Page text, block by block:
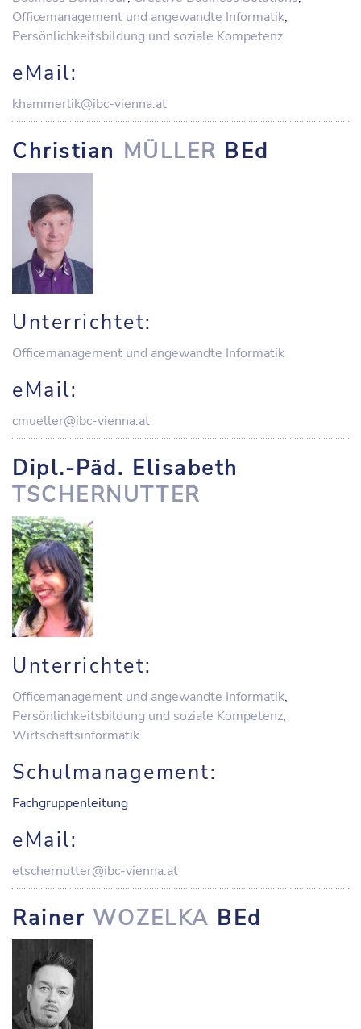
Officemanagement und angewandte Informatik,
Persönlichkeitsbildung und soziale Kompetenz
eMail:
khammerlik@ibc-vienna.at
Christian MÜLLER BEd
Unterrichtet:
Officemanagement und angewandte Informatik
eMail:
cmueller@ibc-vienna.at
Dipl.-Päd. Elisabeth
TSCHERNUTTER
Unterrichtet:
Officemanagement und angewandte Informatik,
Persönlichkeitsbildung und soziale Kompetenz,
Wirtschaftsinformatik
Schulmanagement:
Fachgruppenleitung
eMail:
etschernutter@ibc-vienna.at
Rainer WOZELKA BEd